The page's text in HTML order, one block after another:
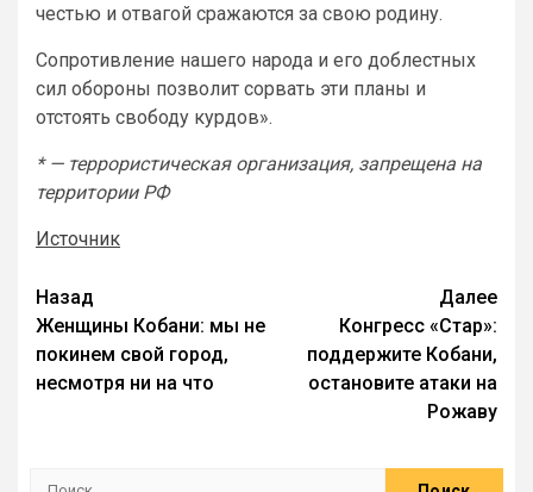
честью и отвагой сражаются за свою родину.
Сопротивление нашего народа и его доблестных
сил обороны позволит сорвать эти планы и
отстоять свободу курдов».
* — террористическая организация, запрещена на
территории РФ
Источник
Назад
Женщины Кобани: мы не
покинем свой город,
несмотря ни на что
Далее
Конгресс «Стар»:
поддержите Кобани,
остановите атаки на
Рожаву